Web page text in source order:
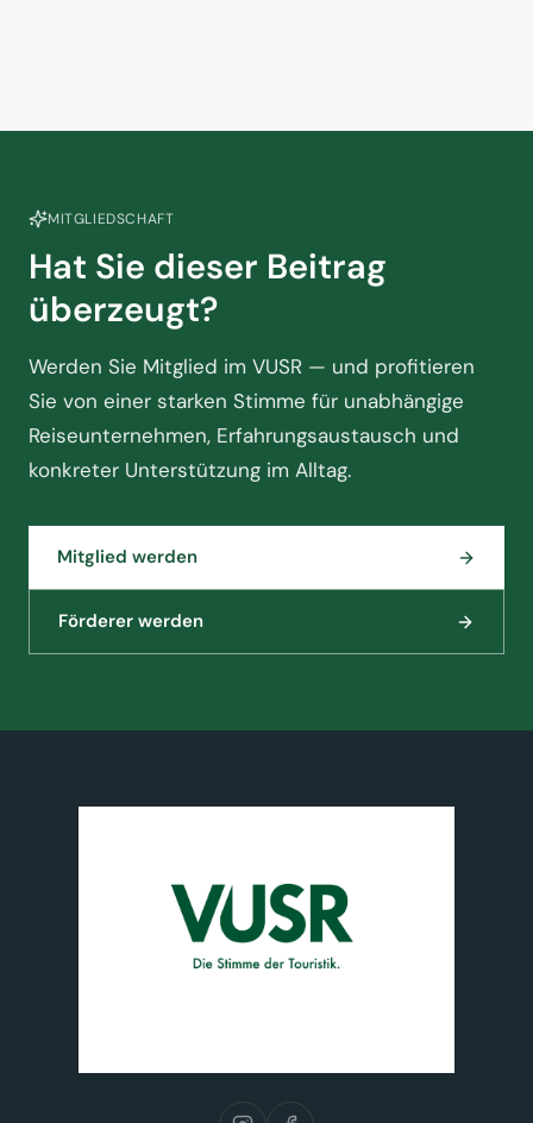
MITGLIEDSCHAFT
Hat Sie dieser Beitrag
überzeugt?
Werden Sie Mitglied im VUSR — und profitieren
Sie von einer starken Stimme für unabhängige
Reiseunternehmen, Erfahrungsaustausch und
konkreter Unterstützung im Alltag.
Mitglied werden
Förderer werden